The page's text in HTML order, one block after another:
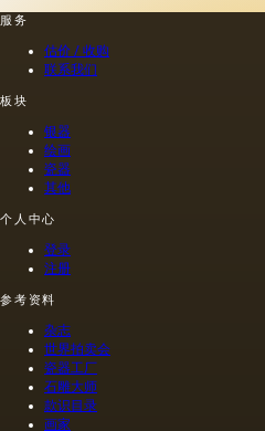
术家在
服务
估价 / 收购
联系我们
板块
银器
绘画
瓷器
其他
个人中心
登录
注册
参考资料
杂志
世界拍卖会
瓷器工厂
石雕大师
款识目录
画家